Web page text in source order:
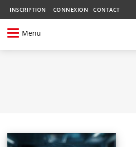
INSCRIPTION CONNEXION CONTACT
Menu